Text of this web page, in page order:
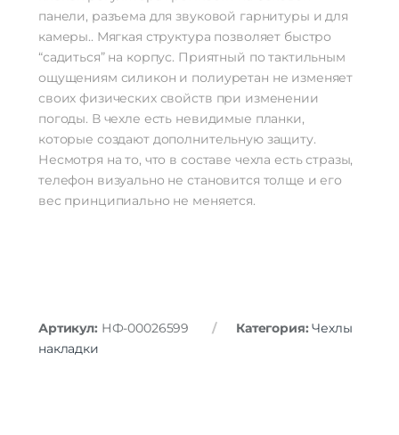
панели, разъема для звуковой гарнитуры и для
камеры.. Мягкая структура позволяет быстро
“садиться” на корпус. Приятный по тактильным
ощущениям силикон и полиуретан не изменяет
своих физических свойств при изменении
погоды. В чехле есть невидимые планки,
которые создают дополнительную защиту.
Несмотря на то, что в составе чехла есть стразы,
телефон визуально не становится толще и его
вес принципиально не меняется.
Артикул: НФ-00026599 Категория:Чехлы
накладки